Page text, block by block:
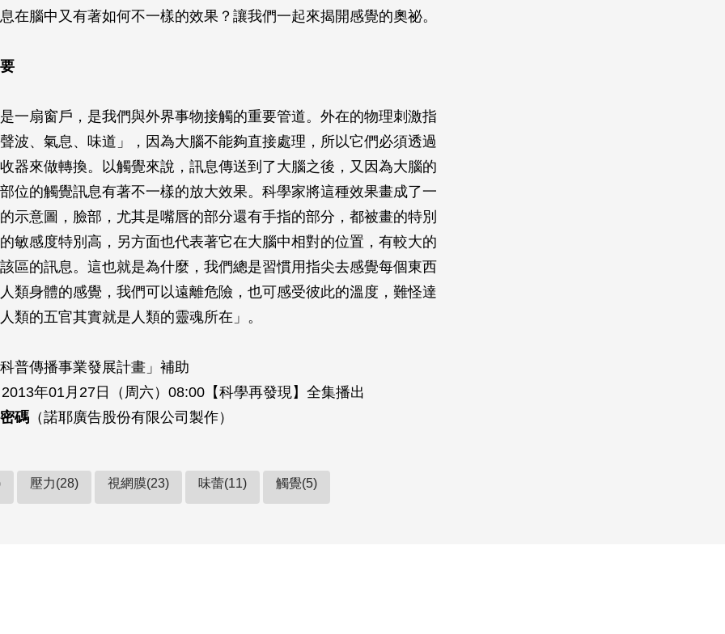
在腦中又有著如何不一樣的效果？讓我們一起來揭開感覺的奧祕。
一扇窗戶，是我們與外界事物接觸的重要管道。外在的物理刺激指
波、氣息、味道」，因為大腦不能夠直接處理，所以它們必須透過
器來做轉換。以觸覺來說，訊息傳送到了大腦之後，又因為大腦的
位的觸覺訊息有著不一樣的放大效果。科學家將這種效果畫成了一
示意圖，臉部，尤其是嘴唇的部分還有手指的部分，都被畫的特別
敏感度特別高，另方面也代表著它在大腦中相對的位置，有較大的
區的訊息。這也就是為什麼，我們總是習慣用指尖去感覺每個東西
類身體的感覺，我們可以遠離危險，也可感受彼此的溫度，難怪達
類的五官其實就是人類的靈魂所在」。
普傳播事業發展計畫」補助
年01月27日（周六）08:00【科學再發現】全集播出
碼 （諾耶廣告股份有限公司製作）
壓力(28) 視網膜(23) 味蕾(11) 觸覺(5)